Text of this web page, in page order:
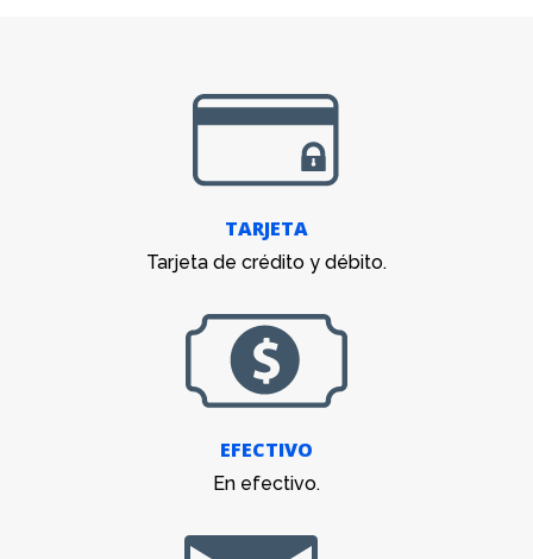
TARJETA
Tarjeta de crédito y débito.
EFECTIVO
En efectivo.